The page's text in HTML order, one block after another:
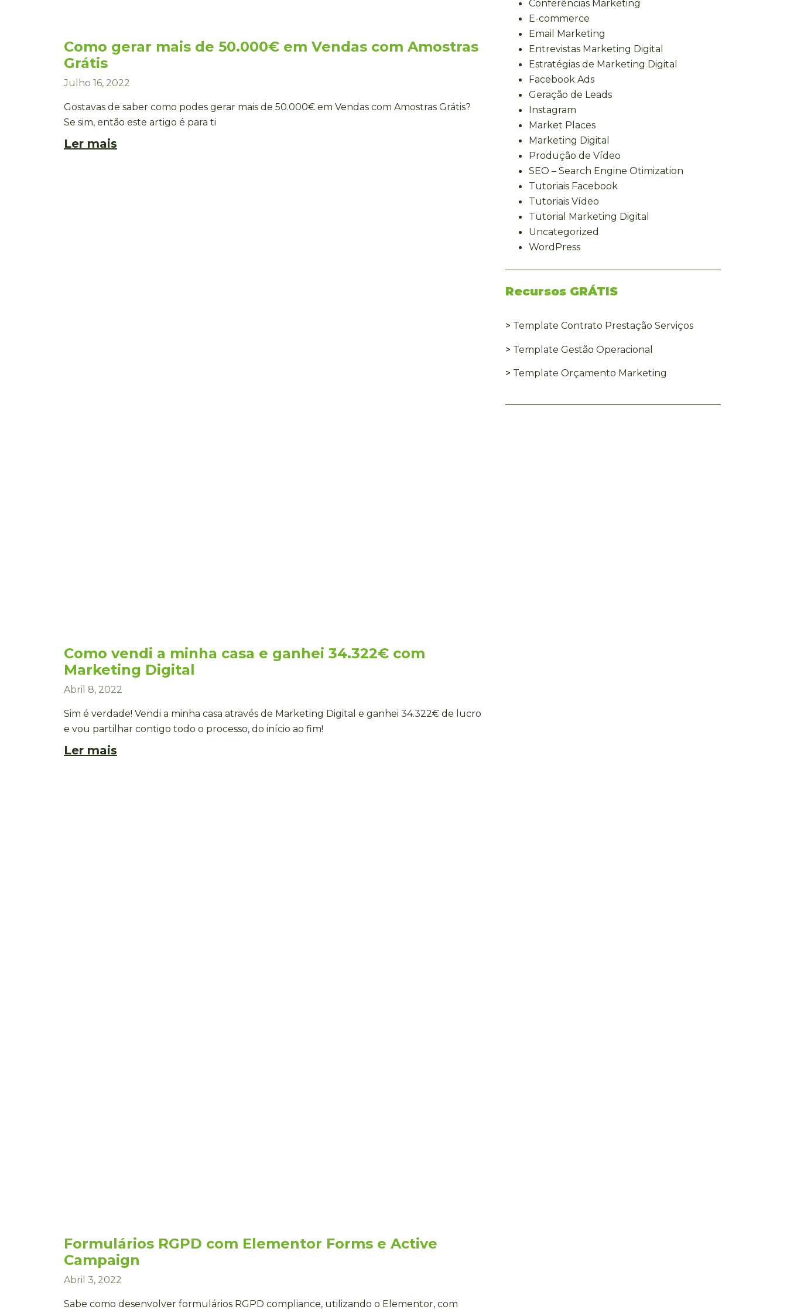
Como gerar mais de 50.000€ em Vendas com Amostras
Grátis
Julho 16, 2022
Gostavas de saber como podes gerar mais de 50.000€ em Vendas com Amostras Grátis?
Se sim, então este artigo é para ti
Ler mais
Como vendi a minha casa e ganhei 34.322€ com
Marketing Digital
Abril 8, 2022
Sim é verdade! Vendi a minha casa através de Marketing Digital e ganhei 34.322€ de lucro
e vou partilhar contigo todo o processo, do início ao fim!
Ler mais
Formulários RGPD com Elementor Forms e Active
Campaign
Abril 3, 2022
Sabe como desenvolver formulários RGPD compliance, utilizando o Elementor, com
Conferências Marketing
E-commerce
Email Marketing
Entrevistas Marketing Digital
Estratégias de Marketing Digital
Facebook Ads
Geração de Leads
Instagram
Market Places
Marketing Digital
Produção de Vídeo
SEO – Search Engine Otimization
Tutoriais Facebook
Tutoriais Vídeo
Tutorial Marketing Digital
Uncategorized
WordPress
Recursos GRÁTIS
> Template Contrato Prestação Serviços
> Template Gestão Operacional
> Template Orçamento Marketing